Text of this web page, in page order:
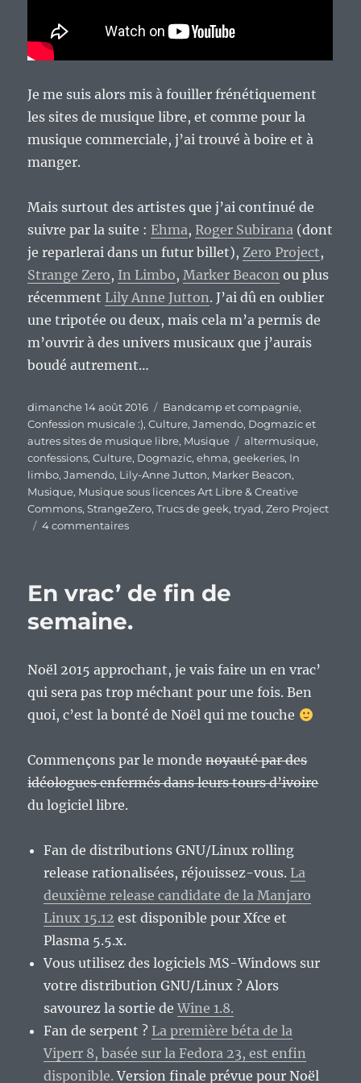
Je me suis alors mis à fouiller frénétiquement
les sites de musique libre, et comme pour la
musique commerciale, j’ai trouvé à boire et à
manger.
Mais surtout des artistes que j’ai continué de
suivre par la suite :Ehma,Roger Subirana (dont
je reparlerai dans un futur billet),Zero Project,
Strange Zero, In Limbo,Marker Beacon ou plus
récemment Lily Anne Jutton. J’ai dû en oublier
une tripotée ou deux, mais cela m’a permis de
m’ouvrir à des univers musicaux que j’aurais
boudé autrement…
Publié
le
dimanche 14 août 2016 Catégories
Bandcamp et compagnie,
Confession musicale :),Culture,Jamendo, Dogmazic et
autres sites de musique libre, Musique Étiquettes
altermusique,
confessions,Culture, Dogmazic,ehma,geekeries, In
limbo,Jamendo, Lily-Anne Jutton, Marker Beacon,
Musique, Musique sous licences Art Libre & Creative
Commons,StrangeZero,Trucs de geek,tryad,Zero Project
4 commentairessur
de
épisode
ma
découverte
de
libre
avec
En vrac’ de fin de
semaine.
Noël 2015 approchant, je vais faire un en vrac’
qui sera pas trop méchant pour une fois. Ben
quoi, c’est la bonté de Noël qui me touche
Commençons par le mondenoyauté par des
idéologues enfermés dans leurs tours d’ivoire
du logiciel libre.
Fan de distributions GNU/Linux rolling
release rationalisées, réjouissez-vous. La
deuxième release candidate de la Manjaro
Linux 15.12 est disponible pour Xfce et
Plasma 5.5.x.
Vous utilisez des logiciels MS-Windows sur
votre distribution GNU/Linux ? Alors
savourez la sortie deWine 1.8.
Fan de serpent ? La première béta de la
Viperr 8, basée sur la Fedora 23, est enfin
disponible. Version finale prévue pour Noël